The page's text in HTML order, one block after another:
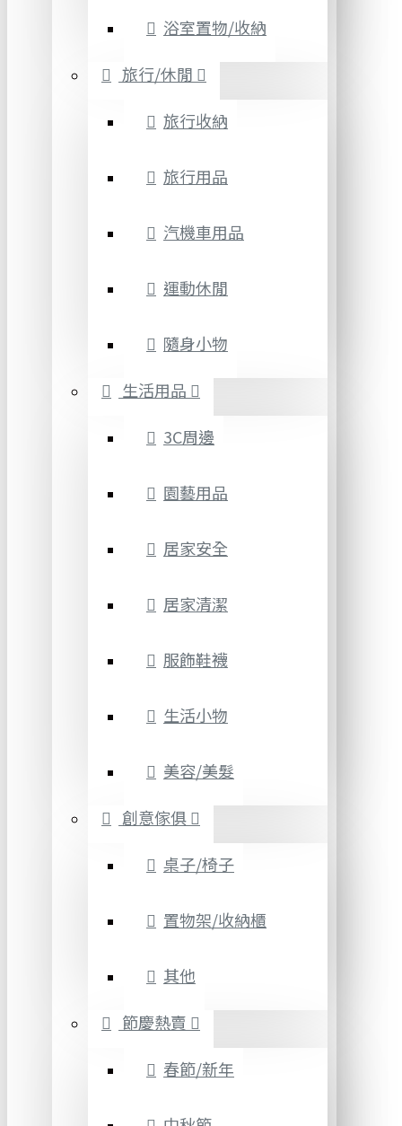
浴室置物/收納
旅行/休閒
旅行收納
旅行用品
汽機車用品
運動休閒
隨身小物
生活用品
3C周邊
園藝用品
居家安全
居家清潔
服飾鞋襪
生活小物
美容/美髮
創意傢俱
桌子/椅子
置物架/收納櫃
其他
節慶熱賣
春節/新年